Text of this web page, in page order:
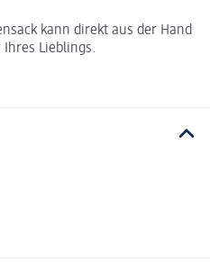
kann direkt aus der Hand
Lieblings.